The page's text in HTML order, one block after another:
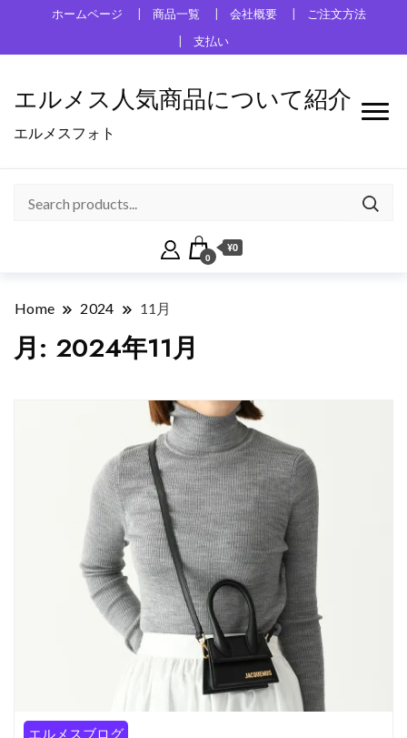
ホームページ 商品一覧 会社概要
ご注文方法
支払い
エルメス人気商品について紹介
エルメスフォト
0
¥0
Home 2024 11月
月: 2024年11月
エルメスブログ